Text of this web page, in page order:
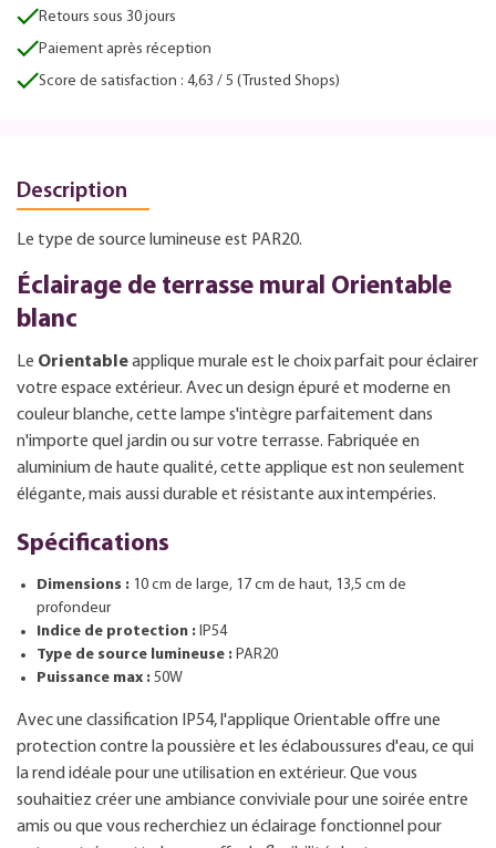
Retours sous 30 jours
Paiement après réception
Score de satisfaction : 4,63 / 5 (Trusted Shops)
Description
Le type de source lumineuse est PAR20.
Éclairage de terrasse mural Orientable
blanc
Le Orientableapplique murale est le choix parfait pour éclairer
votre espace extérieur. Avec un design épuré et moderne en
couleur blanche, cette lampe s'intègre parfaitement dans
n'importe quel jardin ou sur votre terrasse. Fabriquée en
aluminium de haute qualité, cette applique est non seulement
élégante, mais aussi durable et résistante aux intempéries.
Spécifications
Dimensions : 10 cm de large, 17 cm de haut, 13,5 cm de
profondeur
Indice de protection : IP54
Type de source lumineuse : PAR20
Puissance max : 50W
Avec une classification IP54, l'applique Orientable offre une
protection contre la poussière et les éclaboussures d'eau, ce qui
la rend idéale pour une utilisation en extérieur. Que vous
souhaitiez créer une ambiance conviviale pour une soirée entre
amis ou que vous recherchiez un éclairage fonctionnel pour